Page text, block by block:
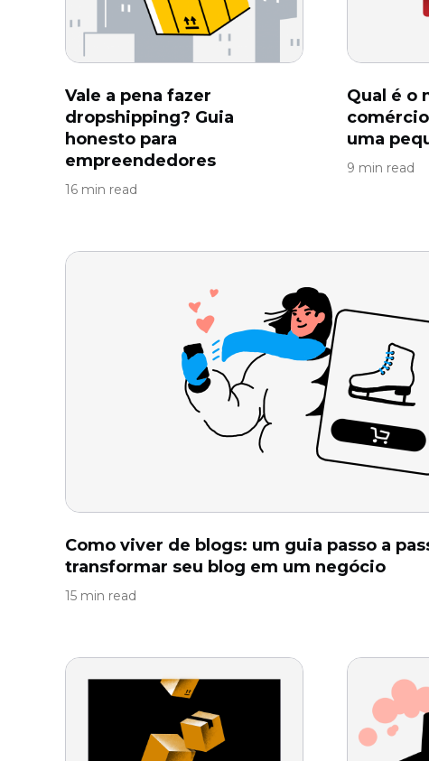
Vale a pena fazer
dropshipping? Guia
honesto para
empreendedores
16 min read
Qual é o
uma
9 min read
Como viver de blogs: um guia passo a
transformar seu blog em um negócio
15 min read